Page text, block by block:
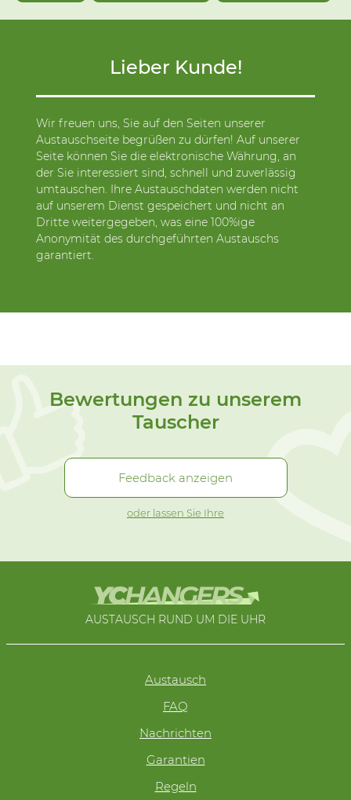
Lieber Kunde!
Wir freuen uns, Sie auf den Seiten unserer
Austauschseite begrüßen zu dürfen! Auf unserer
Seite können Sie die elektronische Währung, an
der Sie interessiert sind, schnell und zuverlässig
umtauschen. Ihre Austauschdaten werden nicht
auf unserem Dienst gespeichert und nicht an
Dritte weitergegeben, was eine 100%ige
Anonymität des durchgeführten Austauschs
garantiert.
Bewertungen zu unserem
Tauscher
Feedback anzeigen
oder lassen Sie Ihre
AUSTAUSCH RUND UM DIE UHR
Austausch
FAQ
Nachrichten
Garantien
Regeln